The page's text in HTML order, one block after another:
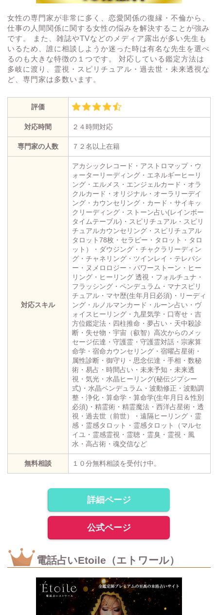
女性の専門家が非常に多く、恋愛関係の復縁・不倫から、
仕事の人間関係に関する女性の悩みを解決することが強み
です。 また、雑誌やTVなどのメディア露出が多い先生も
いるため、誰に相談しようか迷った時は有名な先生を選べ
るのも大きな特徴の１つです。 対応している鑑定方法は
多岐に渡り、霊視・スピリチュアル・過去世・未来透視な
ど、専門家は多数います。
評価
対応時間 ２４時間対応
専門家の人数 ７２名以上在籍
対応スキル
アカシックレコード・アストロマップ・ウ
ォーターリーディング・エネルギーヒーリ
ング・エルメス・エンジェルカード・オラ
クルカード・オリジナル・オーラリーデイ
ング・カウンセリング・カード・サイキッ
クリーディング・ストーン占い(レインボー
タイムテーブル)・スピリチュアル・スピリ
チュアルカウンセリング・スピリチュアル
タロット78枚・セラピー・タロット・タロ
ット）・ダウジング・チャクラリーディン
グ・チャネリング・ツインレイ・テレパシ
ー・ヌメロロジー・パワーストーン・ヒー
リング・ヒーリング 透視・フォルチュナ・
フラッシング・ペンデュラム・マナスピリ
チュアル・マヤ歴(生年月日必須)・リーディ
ング・ルノルマンカード・ルーン占い・ヴ
ォイスヒーリング・九星気学・口寄せ・吉
方位鑑定法・四柱推命・夢占い・天中殺診
断・失せ物・宇宙（叡智）高次からのメッ
セージ伝達・守護霊・守護霊対話・宗家算
命学・宿命カウンセリング・宿曜占星術・
属性診断・御守り・思念伝達・手相・数秘
術・易占・時間占い・未来予知・未来透
視・気光・水晶ヒーリング(秘伝ジプシー
式)・水晶ペンデュラム・波動修正・波動調
整・浄化・算命学・算命学(生年月日＆性別
必須)・精霊術・精霊魔法・西洋占星術・透
視・過去世（前世）・遠隔ヒーリング・霊
感・霊感タロット・霊感タロット（マルセ
イユ・霊感霊視・霊聴・霊臭・霊視・風
水・高占術・魂交信など
無料相談 １０分無料相談を受付け中。
詳細ページ
公式ページ
電話占いEtoile（エトワール）